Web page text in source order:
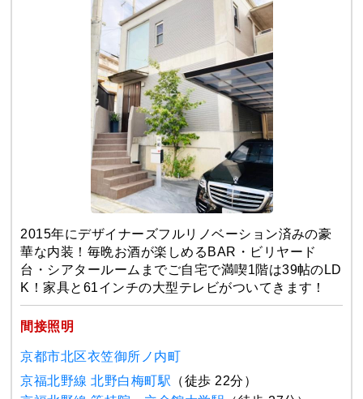
2015年にデザイナーズフルリノベーション済みの豪
華な内装！毎晩お酒が楽しめるBAR・ビリヤード
台・シアタールームまでご自宅で満喫1階は39帖のLD
K！家具と61インチの大型テレビがついてきます！
間接照明
京都市北区衣笠御所ノ内町
京福北野線 北野白梅町駅 （徒歩 22分）